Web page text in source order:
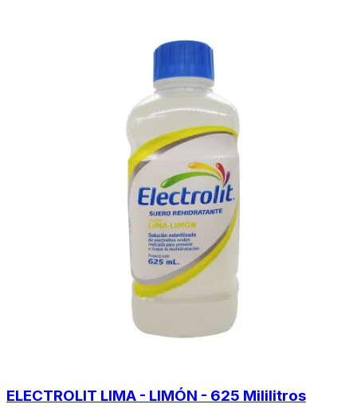
ELECTROLIT LIMA - LIMÓN - 625 Mililitros